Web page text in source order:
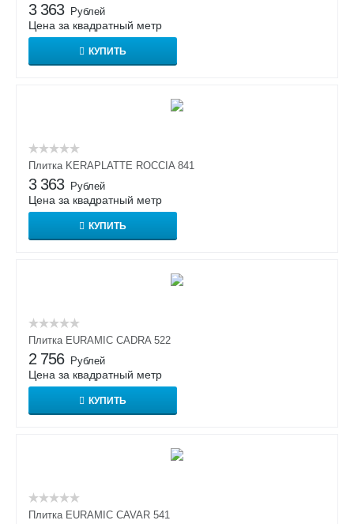
3 363 Рублей
Цена за квадратный метр
КУПИТЬ
Плитка KERAPLATTE ROCCIA 841
3 363 Рублей
Цена за квадратный метр
КУПИТЬ
Плитка EURAMIC CADRA 522
2 756 Рублей
Цена за квадратный метр
КУПИТЬ
Плитка EURAMIC CAVAR 541